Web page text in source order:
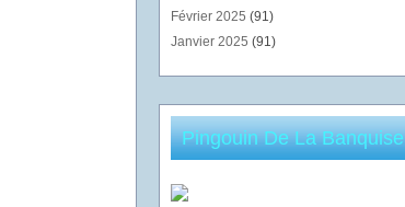
Février 2025 (91)
Janvier 2025 (91)
Pingouin De La Banquise